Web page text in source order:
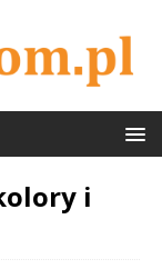
i